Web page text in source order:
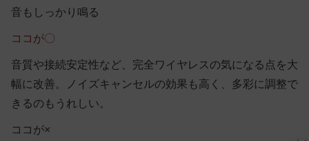
音もしっかり鳴る
ココが〇
音質や接続安定性など、完全ワイヤレスの気になる点を大
幅に改善。ノイズキャンセルの効果も高く、多彩に調整で
きるのもうれしい。
ココが×